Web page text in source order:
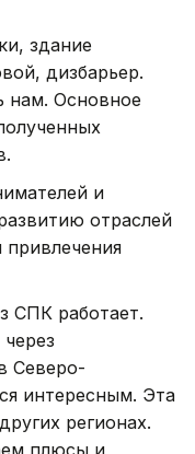
здание
дизбарьер.
нам. Основное
и
отраслей
привлечения
СПК работает.
Северо-
интересным. Эта
регионах.